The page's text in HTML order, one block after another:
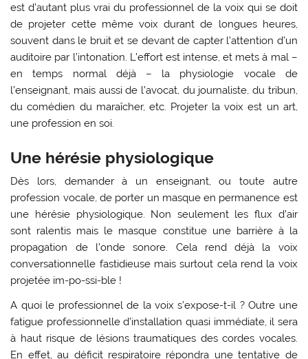
est d’autant plus vrai du professionnel de la voix qui se doit
de projeter cette même voix durant de longues heures,
souvent dans le bruit et se devant de capter l’attention d’un
auditoire par l’intonation. L’effort est intense, et mets à mal –
en temps normal déjà – la physiologie vocale de
l’enseignant, mais aussi de l’avocat, du journaliste, du tribun,
du comédien du maraîcher, etc. Projeter la voix est un art,
une profession en soi.
Une hérésie physiologique
Dès lors, demander à un enseignant, ou toute autre
profession vocale, de porter un masque en permanence est
une hérésie physiologique. Non seulement les flux d’air
sont ralentis mais le masque constitue une barrière à la
propagation de l’onde sonore. Cela rend déjà la voix
conversationnelle fastidieuse mais surtout cela rend la voix
projetée im-po-ssi-ble !
A quoi le professionnel de la voix s’expose-t-il ? Outre une
fatigue professionnelle d’installation quasi immédiate, il sera
à haut risque de lésions traumatiques des cordes vocales.
En effet, au déficit respiratoire répondra une tentative de